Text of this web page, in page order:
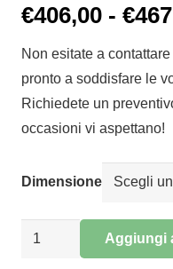
€406,00 - €
Non esitate a
pronto a soddisfare le
Richiedete un
occasioni vi aspettano!
Dimensione
LAMPADA
Aggiungi